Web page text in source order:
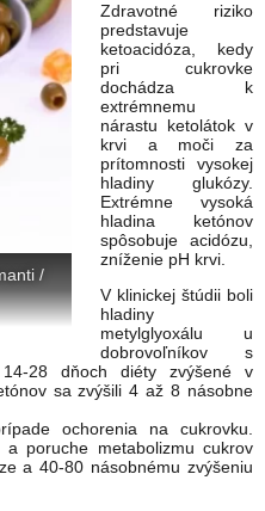
/
Zdravotné riziko
predstavuje
ketoacidóza, kedy
pri cukrovke
dochádza k
extrémnemu
nárastu ketolátok v
krvi a moči za
prítomnosti vysokej
hladiny glukózy.
Extrémne vysoká
hladina ketónov
spôsobuje acidózu,
zníženie pH krvi.
V klinickej štúdii boli
hladiny
metylglyoxálu u
dobrovoľníkov s
28 dňoch diéty zvýšené v
sa zvýšili 4 až 8 násobne
ochorenia na cukrovku.
a poruche metabolizmu cukrov
a 40-80 násobnému zvýšeniu